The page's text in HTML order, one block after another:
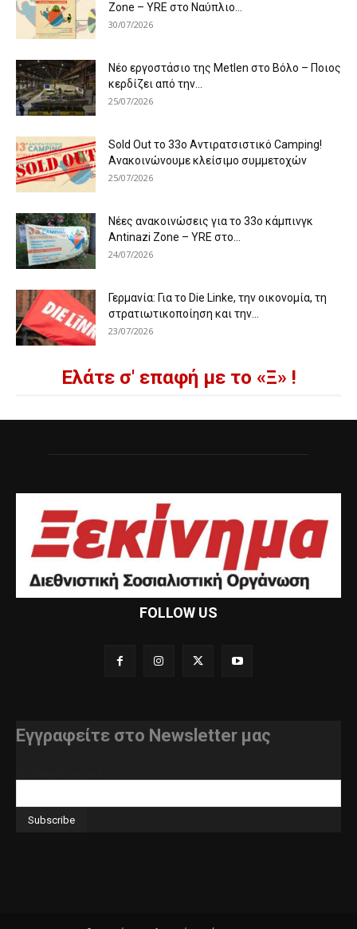
Zone – YRE στο Ναύπλιο...
30/07/2026
Νέο εργοστάσιο της Metlen στο Βόλο – Ποιος
κερδίζει από την...
25/07/2026
Sold Out το 33ο Αντιρατσιστικό Camping!
Ανακοινώνουμε κλείσιμο συμμετοχών
25/07/2026
Νέες ανακοινώσεις για το 33ο κάμπινγκ
Antinazi Zone – YRE στο...
24/07/2026
Γερμανία: Για το Die Linke, την οικονομία, τη
στρατιωτικοποίηση και την...
23/07/2026
Ελάτε σ' επαφή με το «Ξ» !
FOLLOW US
Εγγραφείτε στο Newsletter μας